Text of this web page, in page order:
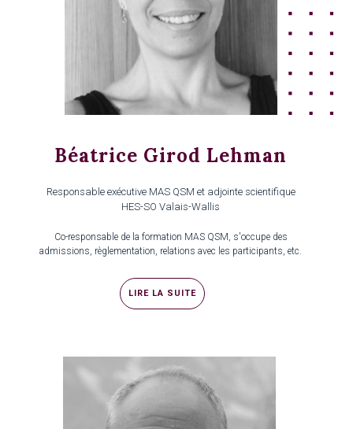
Béatrice Girod Lehman
Responsable exécutive MAS QSM et adjointe scientifique
HES-SO Valais-Wallis
Co-responsable de la formation MAS QSM, s'occupe des
admissions, règlementation, relations avec les participants, etc.
LIRE LA SUITE